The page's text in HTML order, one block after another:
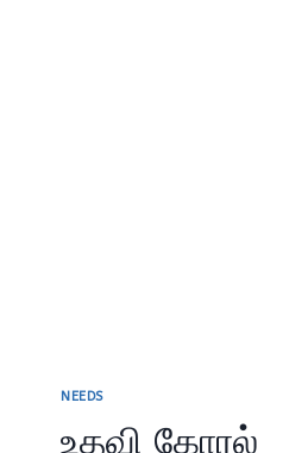
NEEDS
உதவி கோரல்